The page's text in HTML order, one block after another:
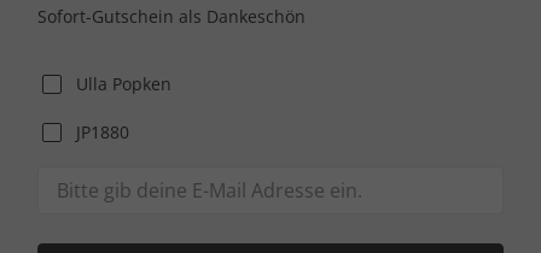
Sofort-Gutschein als Dankeschön
Ulla Popken
JP1880